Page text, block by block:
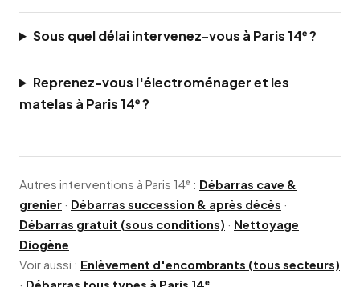
Sous quel délai intervenez-vous à Paris 14ᵉ ?
Reprenez-vous l'électroménager et les
matelas à Paris 14ᵉ ?
Autres interventions à Paris 14ᵉ : Débarras cave &
grenier · Débarras succession & après décès ·
Débarras gratuit (sous conditions) · Nettoyage
Diogène
Voir aussi : Enlèvement d'encombrants (tous secteurs)